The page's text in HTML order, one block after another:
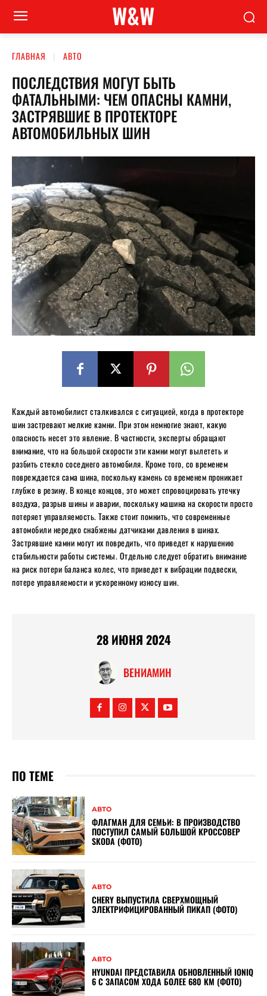
W&W
ГЛАВНАЯ АВТО
ПОСЛЕДСТВИЯ МОГУТ БЫТЬ
ФАТАЛЬНЫМИ: ЧЕМ ОПАСНЫ КАМНИ,
ЗАСТРЯВШИЕ В ПРОТЕКТОРЕ
АВТОМОБИЛЬНЫХ ШИН
Каждый автомобилист сталкивался с ситуацией, когда в протекторе
шин застревают мелкие камни. При этом немногие знают, какую
опасность несет это явление. В частности, эксперты обращают
внимание, что на большой скорости эти камни могут вылететь и
разбить стекло соседнего автомобиля. Кроме того, со временем
повреждается сама шина, поскольку камень со временем проникает
глубже в резину. В конце концов, это может спровоцировать утечку
воздуха, разрыв шины и аварии, поскольку машина на скорости просто
потеряет управляемость. Также стоит помнить, что современные
автомобили нередко снабжены датчиками давления в шинах.
Застрявшие камни могут их повредить, что приведет к нарушению
стабильности работы системы. Отдельно следует обратить внимание
на риск потери баланса колес, что приведет к вибрации подвески,
потере управляемости и ускоренному износу шин.
28 ИЮНЯ 2024
ВЕНИАМИН
ПО ТЕМЕ
АВТО
ФЛАГМАН ДЛЯ СЕМЬИ: В ПРОИЗВОДСТВО
ПОСТУПИЛ САМЫЙ БОЛЬШОЙ КРОССОВЕР
SKODA (ФОТО)
АВТО
CHERY ВЫПУСТИЛА СВЕРХМОЩНЫЙ
ЭЛЕКТРИФИЦИРОВАННЫЙ ПИКАП (ФОТО)
АВТО
HYUNDAI ПРЕДСТАВИЛА ОБНОВЛЕННЫЙ IONIQ
6 С ЗАПАСОМ ХОДА БОЛЕЕ 680 КМ (ФОТО)